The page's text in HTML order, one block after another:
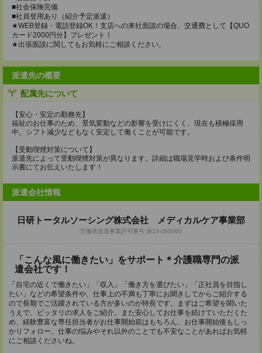
■社会保険完備
■社員登用あり（紹介予定派遣）
★WEB登録・電話登録OK！支店への来社面談の場合、交通費として【QUO
カード2000円分】プレゼント！
★出張面談に関してもお気軽にご相談ください。
派遣先の概要
配属先について
【安心・安定の勤務先】
福祉のお仕事のため、景気変動などの影響を受けにくく、現在も積極採用
中。シフト減少などもなく安定して働くことが可能です。
【受動喫煙対策について】
派遣先によって受動喫煙対策が異なります。詳細は職場見学時および条件明
示書にてお伝えいたします！
派遣会社情報
日研トータルソーシング株式会社 メディカルケア事業部
労働者派遣事業許可番号:派13-060060
「こんな風に働きたい」をサポート＊介護職専門の派
遣会社です！
「自宅の近くで働きたい」「収入」「働き方を選びたい」「正社員を目指し
たい」などの希望条件や、仕事上の不満も丁寧にお聞きしてからご紹介する
ので長期でご活躍されている方が多いのが特長です。まずはご希望を聞いた
うえで、ピッタリの求人をご紹介。また安心してお仕事を続けていただくた
め、経験豊富な専任担当者がお仕事開始前はもちろん、お仕事開始後もしっ
かりフォロー。仕事の悩みやそれ以外のことでも不安なことがあればお気軽
にご相談くださいね。